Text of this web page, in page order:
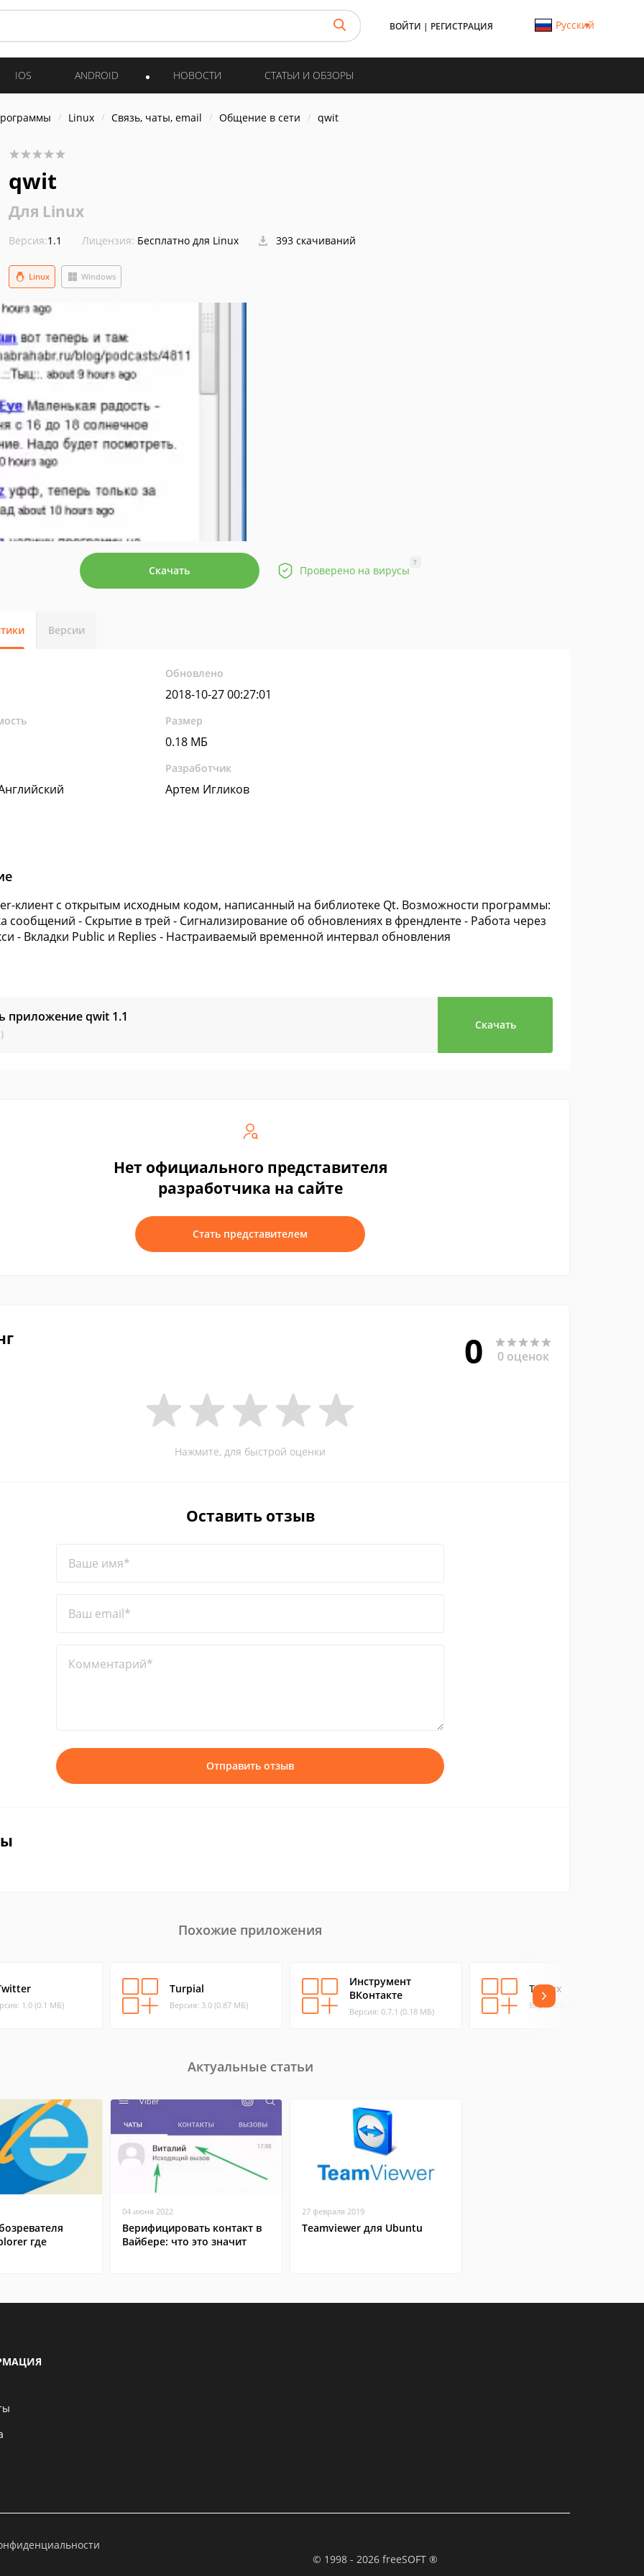
ВОЙТИ | РЕГИСТРАЦИЯ Русский
IOS ANDROID НОВОСТИ СТАТЬИ И ОБЗОРЫ
Linux Связь, чаты, email Общение в сети qwit
qwit
Для Linux
Версия:1.1 Лицензия: Бесплатно для Linux 393 скачиваний
Windows
Linux
Скачать Проверено на вирусы
?
Версии
Обновлено
2018-10-27 00:27:01
Размер
0.18 МБ
Разработчик
Артем Игликов
клиент с открытым исходным кодом, написанный на библиотеке Qt. Возможности программы:
сообщений - Скрытие в трей - Сигнализирование об обновлениях в френдленте - Работа через
- Вкладки Public и Replies - Настраиваемый временной интервал обновления
приложение qwit 1.1
Скачать
Нет официального представителя
разработчика на сайте
Стать представителем
0 0 оценок
Нажмите, для быстрой оценки
Оставить отзыв
Ваше имя*
Ваш email*
Комментарий*
Отправить отзыв
Похожие приложения
1.0 (0.1 МБ)
Turpial
Версия: 3.0 (0.87 МБ)
Инструмент
ВКонтакте
Версия: 0.7.1 (0.18 МБ)
Twitux
Версия: 0.69 (0.45 МБ)
Актуальные статьи
где
04 июня 2022
Верифицировать контакт в
Вайбере: что это значит
27 февраля 2019
Teamviewer для Ubuntu
© 1998 - 2026 freeSOFT ®